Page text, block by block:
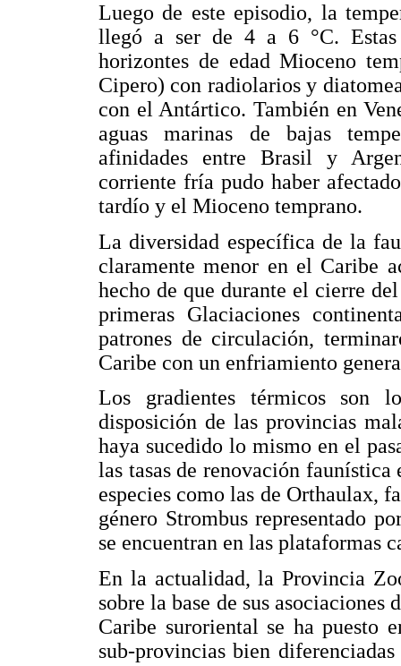
Luego de este episodio, la
llegó a ser de 4 a 6 °C. Estas
horizontes de edad Mioceno
Cipero) con radiolarios y
con el Antártico. También en
aguas marinas de bajas
afinidades entre Brasil y
corriente fría pudo haber
tardío y el Mioceno temprano.
La diversidad específica de la
claramente menor en el Caribe
hecho de que durante el cierre
primeras Glaciaciones
patrones de circulación,
Caribe con un enfriamiento
Los gradientes térmicos son
disposición de las provincias
haya sucedido lo mismo en el
las tasas de renovación
especies como las de Orthaulax,
género Strombus representado
se encuentran en las plataformas
En la actualidad, la Provincia
sobre la base de sus
Caribe suroriental se ha puesto
sub-provincias bien